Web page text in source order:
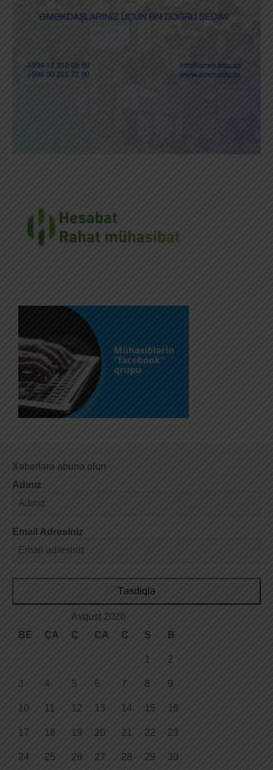
Xəbərlərə abunə olun
Adınız
Email Adresiniz
Təsdiqlə
Avqust 2026
BE
ÇA Ç CA C Ş B
1 2
3 4 5 6 7 8 9
10 11 12 13 14 15 16
17 18 19 20 21 22 23
24 25 26 27 28 29 30